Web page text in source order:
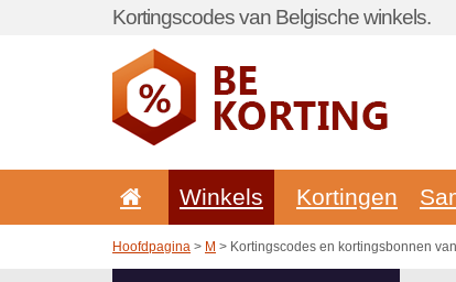
Kortingscodes van Belgische winkels.
Winkels Kortingen
Hoofdpagina > M > Kortingscodes en kortingsbonnen